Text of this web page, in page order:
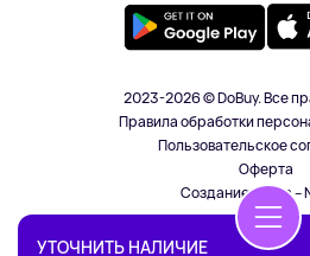
УТОЧНИТЬ НАЛИЧИЕ
2023-2026 © DoBuy. Все
Правила обработки
Пользовательское
Оферта
Создание сайта –